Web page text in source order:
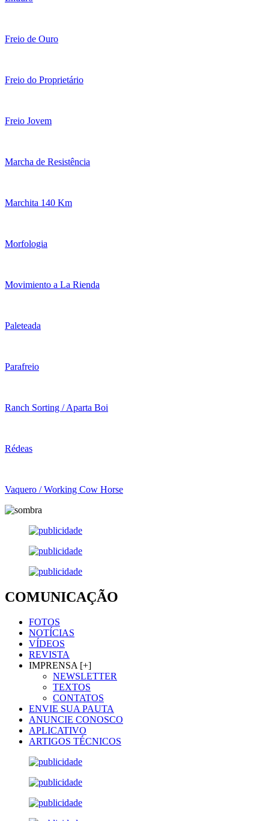
Freio de Ouro
Freio do Proprietário
Freio Jovem
Marcha de Resistência
Marchita 140 Km
Morfologia
Movimiento a La Rienda
Paleteada
Parafreio
Ranch Sorting / Aparta Boi
Rédeas
Vaquero / Working Cow Horse
COMUNICAÇÃO
FOTOS
NOTÍCIAS
VÍDEOS
REVISTA
IMPRENSA [+]
NEWSLETTER
TEXTOS
CONTATOS
ENVIE SUA PAUTA
ANUNCIE CONOSCO
APLICATIVO
ARTIGOS TÉCNICOS